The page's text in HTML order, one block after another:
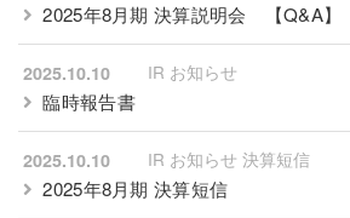
2025年8月期 決算説明会 【Q&A】
2025.10.10 IR お知らせ
臨時報告書
2025.10.10 IR お知らせ 決算短信
2025年8月期 決算短信